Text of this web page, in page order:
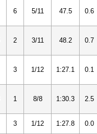
6 5/11 47.5 0.6
2 3/11 48.2 0.7
3 1/12 1:27.1 0.1
1 8/8 1:30.3 2.5
3 1/12 1:27.8 0.0